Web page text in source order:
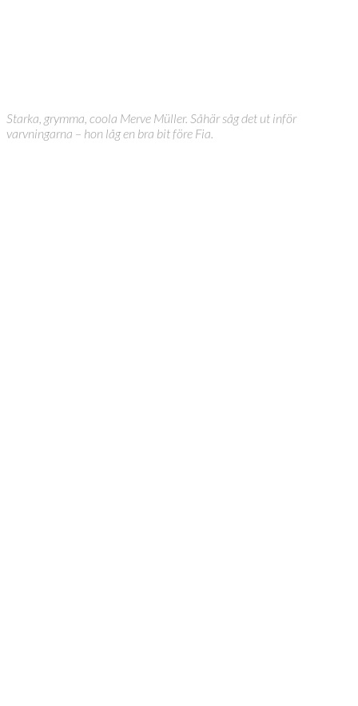
Starka, grymma, coola Merve Müller. Såhär såg det ut inför
varvningarna – hon låg en bra bit före Fia.